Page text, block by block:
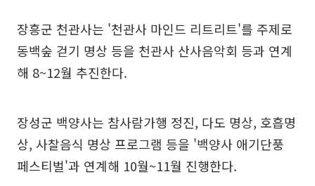
장흥군 천관사는 '천관사 마인드 리트리트'를 주제로
동백숲 걷기 명상 등을 천관사 산사음악회 등과 연계
해 8~12월 추진한다.
장성군 백양사는 참사람가행 정진, 다도 명상, 호흡명
상, 사찰음식 명상 프로그램 등을 '백양사 애기단풍
페스티벌'과 연계해 10월~11월 진행한다.